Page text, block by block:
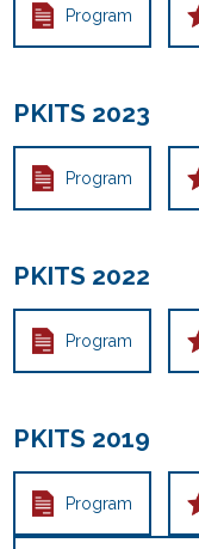
Program
PKITS 2023
Program
PKITS 2022
Program
PKITS 2019
Program